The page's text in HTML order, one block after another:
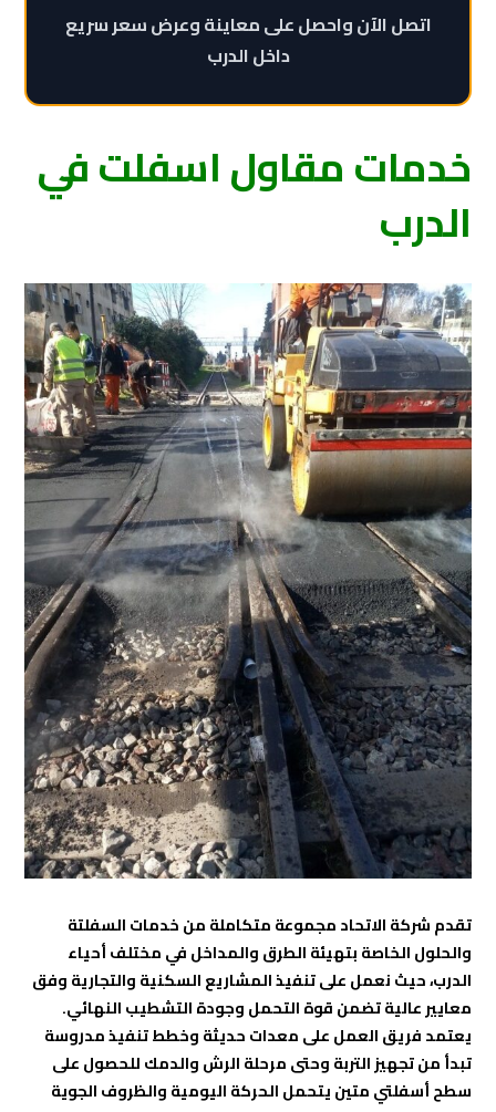
اتصل الآن واحصل على معاينة وعرض سعر سريع
داخل الدرب
خدمات مقاول اسفلت في
الدرب
تقدم شركة الاتحاد مجموعة متكاملة من خدمات السفلتة
والحلول الخاصة بتهيئة الطرق والمداخل في مختلف أحياء
الدرب، حيث نعمل على تنفيذ المشاريع السكنية والتجارية وفق
معايير عالية تضمن قوة التحمل وجودة التشطيب النهائي.
يعتمد فريق العمل على معدات حديثة وخطط تنفيذ مدروسة
تبدأ من تجهيز التربة وحتى مرحلة الرش والدمك للحصول على
سطح أسفلتي متين يتحمل الحركة اليومية والظروف الجوية